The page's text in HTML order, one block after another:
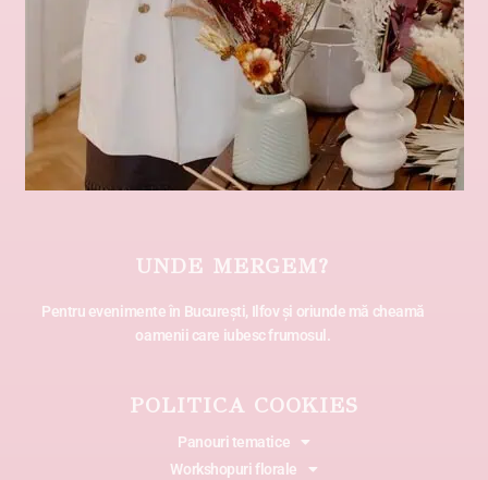
UNDE MERGEM?
Pentru evenimente în București, Ilfov și oriunde mă cheamă
oamenii care iubesc frumosul.
POLITICA COOKIES
Panouri tematice
Workshopuri florale